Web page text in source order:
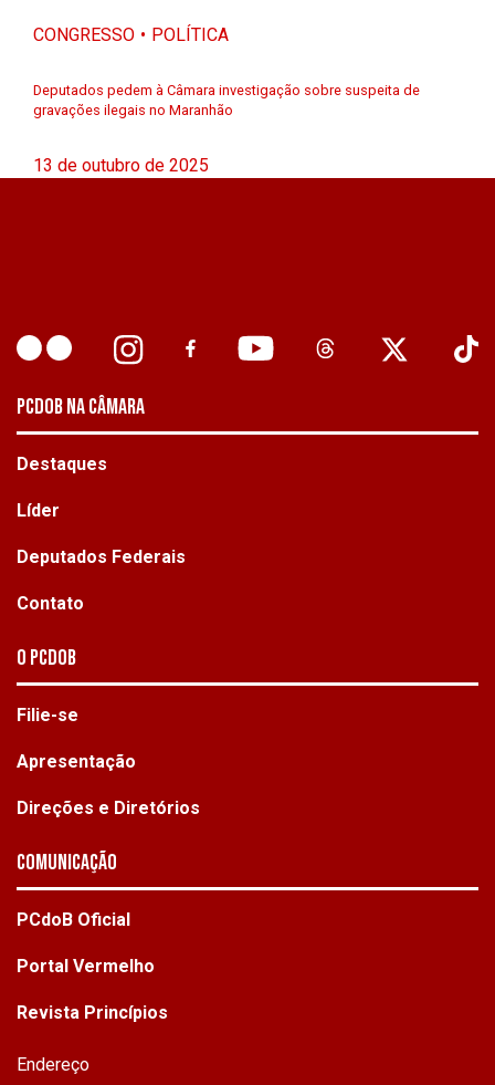
CONGRESSO POLÍTICA
Deputados pedem à Câmara investigação sobre suspeita de
gravações ilegais no Maranhão
13 de outubro de 2025
PCDOB NA CÂMARA
Destaques
Líder
Deputados Federais
Contato
O PCdoB
Filie-se
Apresentação
Direções e Diretórios
Comunicação
PCdoB Oficial
Portal Vermelho
Revista Princípios
Endereço